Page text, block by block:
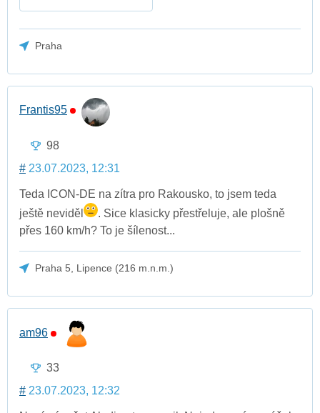
Praha
Frantis95
98
# 23.07.2023, 12:31
Teda ICON-DE na zítra pro Rakousko, to jsem teda
ještě neviděl
. Sice klasicky přestřeluje, ale plošně
přes 160 km/h? To je šílenost...
Praha 5, Lipence (216 m.n.m.)
am96
33
# 23.07.2023, 12:32